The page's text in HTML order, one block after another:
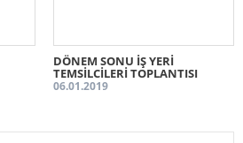
DÖNEM SONU İŞ YERİ
TEMSİLCİLERİ TOPLANTISI
06.01.2019